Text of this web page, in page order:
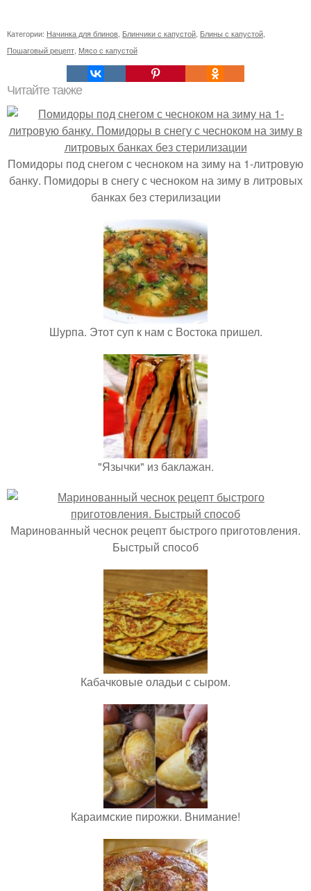
Категории: Начинка для блинов, Блинчики с капустой, Блины с капустой,
Пошаговый рецепт, Мясо с капустой
Читайте также
Помидоры под снегом с чесноком на зиму на 1-литровую
банку. Помидоры в снегу с чесноком на зиму в литровых
банках без стерилизации
Шурпа. Этот суп к нам с Востока пришел.
"Язычки" из баклажан.
Маринованный чеснок рецепт быстрого приготовления.
Быстрый способ
Кабачковые оладьи с сыром.
Караимские пирожки. Внимание!